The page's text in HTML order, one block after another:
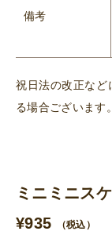
備考
祝日法の改正など
る場合ございます。
ミニミニス
¥935 （税込）